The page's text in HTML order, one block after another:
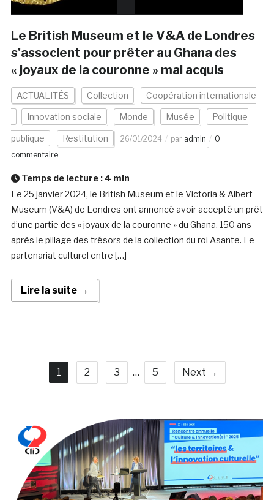
Le British Museum et le V&A de Londres
s’associent pour prêter au Ghana des
« joyaux de la couronne » mal acquis
ACTUALITÉS Collection Coopération internationale
Innovation sociale Monde Musée Politique
publique Restitution 26/01/2024 par admin
0
commentaire
Temps de lecture : 4 min
Le 25 janvier 2024, le British Museum et le Victoria & Albert
Museum (V&A) de Londres ont annoncé avoir accepté un prêt
d’une partie des « joyaux de la couronne » du Ghana, 150 ans
après le pillage des trésors de la collection du roi Asante. Le
partenariat culturel entre […]
Lire la suite →
1 2 3 … 5 Next →